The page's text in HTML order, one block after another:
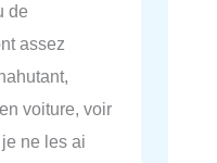
de
assez
voiture, voir
ne les ai